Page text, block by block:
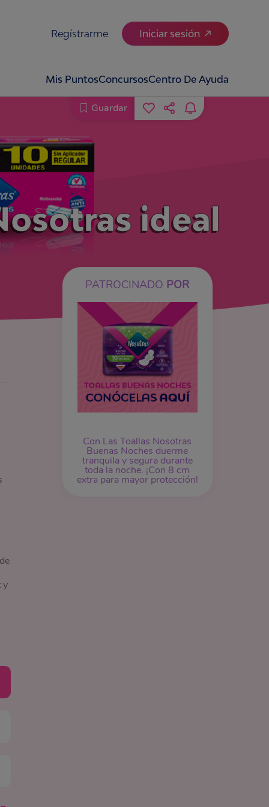
Regístrarme Iniciar sesión
Mis PuntosConcursosCentro De Ayuda
ideal
PATROCINADO POR
Con Las Toallas Nosotras
Buenas Noches duerme
tranquila y segura durante
toda la noche. ¡Con 8 cm
extra para mayor protección!
Guardar
y